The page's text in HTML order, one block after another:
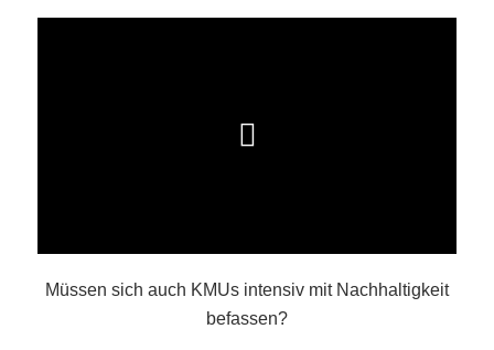
Müssen sich auch KMUs intensiv mit Nachhaltigkeit
befassen?